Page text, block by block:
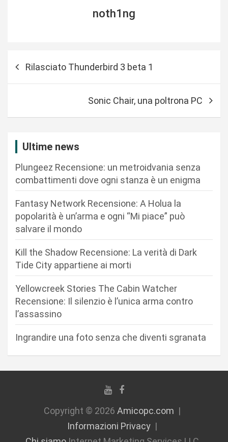
noth1ng
i
Rilasciato Thunderbird 3 beta 1
Sonic Chair, una poltrona PC
Ultime news
Plungeez Recensione: un metroidvania senza
combattimenti dove ogni stanza è un enigma
Fantasy Network Recensione: A Holua la
popolarità è un’arma e ogni “Mi piace” può
salvare il mondo
Kill the Shadow Recensione: La verità di Dark
Tide City appartiene ai morti
Yellowcreek Stories The Cabin Watcher
Recensione: Il silenzio è l’unica arma contro
l’assassino
Ingrandire una foto senza che diventi sgranata
Copyright © 2026 Amicopc.com
Informazioni Privacy